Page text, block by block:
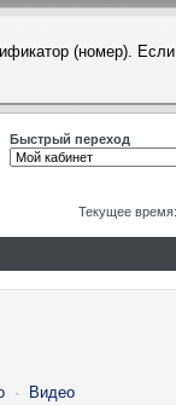
(номер).
Быстрый переход
Текущее время:
· Видео